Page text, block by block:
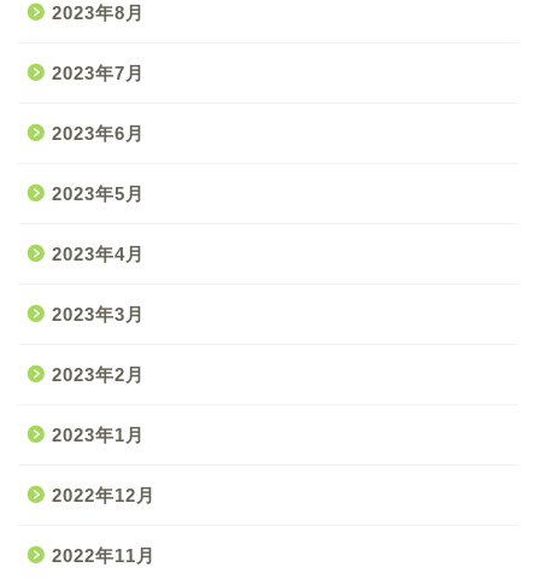
2023年8月
2023年7月
2023年6月
2023年5月
2023年4月
2023年3月
2023年2月
2023年1月
2022年12月
2022年11月